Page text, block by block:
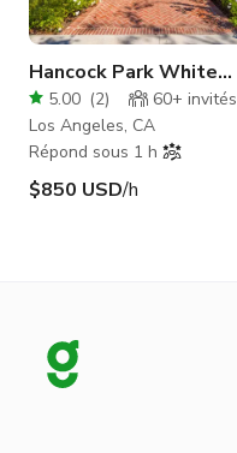
Hancock Park White
House
5.00 (2) 60+ invités
Los Angeles, CA
Répond sous 1 h
$850 USD/h